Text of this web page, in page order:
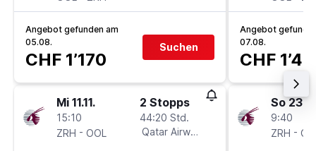
Angebot gefunden am
05.08.
CHF 1’170
Suchen
Mi 11.11.
15:10
ZRH - OOL
2 Stopps
44:20 Std.
Qatar Airways
Angebot
07.08.
CHF
So 23.8.
9:40
ZRH -